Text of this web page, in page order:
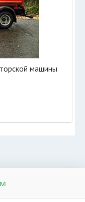
машины